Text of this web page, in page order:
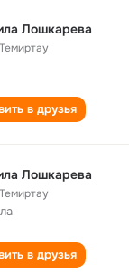
Лошкарева
Темиртау
в друзья
Лошкарева
Темиртау
в друзья